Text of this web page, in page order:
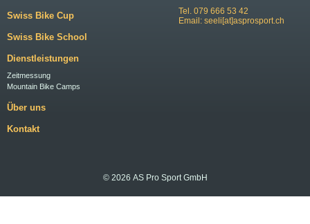
Tel. 079 666 53 42
Email: seeli[at]asprosport.ch
Swiss Bike Cup
Swiss Bike School
Dienstleistungen
Zeitmessung
Mountain Bike Camps
Über uns
Kontakt
© 2026 AS Pro Sport GmbH